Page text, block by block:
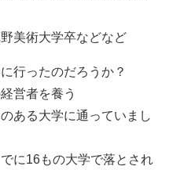
美術大学卒などなど
行ったのだろうか？
営者を養う
ある大学に通っていまし
に16もの大学で落とされ